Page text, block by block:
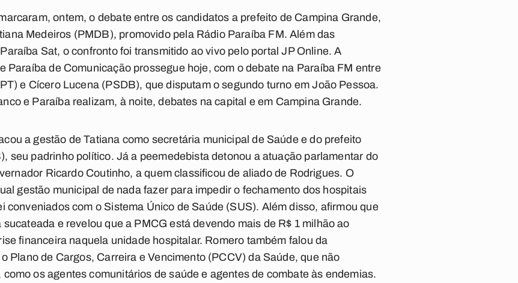
ontem, o debate entre os candidatos a prefeito de Campina Grande,
Medeiros (PMDB), promovido pela Rádio Paraíba FM. Além das
Sat, o confronto foi transmitido ao vivo pelo portal JP Online. A
Paraíba de Comunicação prossegue hoje, com o debate na Paraíba FM entre
e Cícero Lucena (PSDB), que disputam o segundo turno em João Pessoa.
e Paraíba realizam, à noite, debates na capital e em Campina Grande.
a gestão de Tatiana como secretária municipal de Saúde e do prefeito
seu padrinho político. Já a peemedebista detonou a atuação parlamentar do
Ricardo Coutinho, a quem classificou de aliado de Rodrigues. O
gestão municipal de nada fazer para impedir o fechamento dos hospitais
conveniados com o Sistema Único de Saúde (SUS). Além disso, afirmou que
e revelou que a PMCG está devendo mais de R$ 1 milhão ao
financeira naquela unidade hospitalar. Romero também falou da
Plano de Cargos, Carreira e Vencimento (PCCV) da Saúde, que não
os agentes comunitários de saúde e agentes de combate às endemias.